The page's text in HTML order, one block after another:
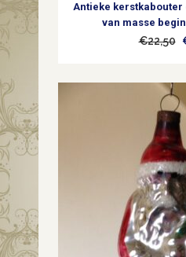
1900
Antieke kerstkabouter
van masse
€22,50